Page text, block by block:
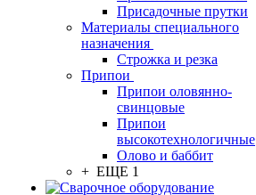
Присадочные прутки
Материалы специального
назначения
Строжка и резка
Припои
Припои оловянно-
свинцовые
Припои
высокотехнологичные
Олово и баббит
+ ЕЩЕ 1